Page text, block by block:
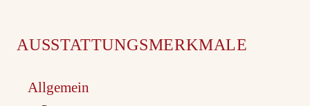
AUSSTATTUNGSMERKMALE
Allgemein